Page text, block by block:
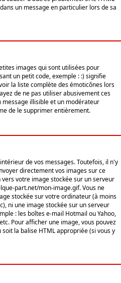
un message en particulier lors de sa
images qui sont utilisées pour
un petit code, exemple : :) signifie
la liste complète des émoticônes lors
de ne pas utiliser abusivement ces
illisible et un modérateur
de le supprimer entièrement.
de vos messages. Toutefois, il n'y
directement vos images sur ce
votre image stockée sur un serveur
part.net/mon-image.gif. Vous ne
stockée sur votre ordinateur (à moins
ni une image stockée sur un serveur
: les boîtes e-mail Hotmail ou Yahoo,
Pour afficher une image, vous pouvez
la balise HTML appropriée (si vous y